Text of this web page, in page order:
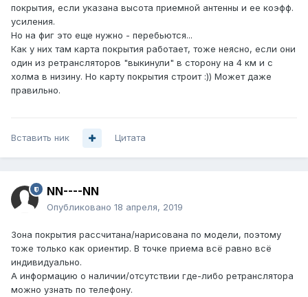
покрытия, если указана высота приемной антенны и ее коэфф.
усиления.
Но на фиг это еще нужно - перебьются...
Как у них там карта покрытия работает, тоже неясно, если они
один из ретрансляторов "выкинули" в сторону на 4 км и с
холма в низину. Но карту покрытия строит :)) Может даже
правильно.
Вставить ник Цитата
NN----NN
Опубликовано 18 апреля, 2019
Зона покрытия рассчитана/нарисована по модели, поэтому
тоже только как ориентир. В точке приема всё равно всё
индивидуально.
А информацию о наличии/отсутствии где-либо ретранслятора
можно узнать по телефону.